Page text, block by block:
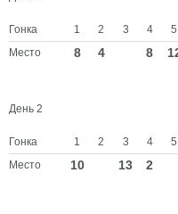
Гонка 1 2 3 4 5
Место
8 4 8
День 2
Гонка 1 2 3 4 5
Место
10 13 2